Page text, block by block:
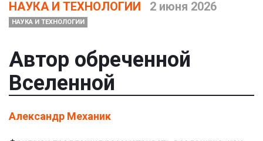
НАУКА И ТЕХНОЛОГИИ 2 июня 2026
НАУКА И ТЕХНОЛОГИИ
Автор обреченной
Вселенной
Александр Механик